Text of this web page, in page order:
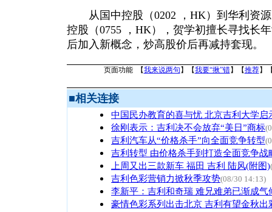
从国中控股（0202 ，HK）到华利资源
控股（0755 ，HK），贺学初擅长寻找长
后加入新概念，炒高股价后再减持套现。
页面功能 【我来说两句 】【我要“揪”错】【推荐】
■相关连接
中国民办教育的喜与忧 北京吉利大学启
徐刚表示：吉利决不会放弃“美日”商标
吉利汽车从“价格杀手”向全面竞争转型
吉利转型 由价格杀手到打造全面竞争战
上周又出三款新车 福田 吉利 陆风(附图)
吉利色彩营销力掀秋季攻势(08/30 14:13)
李新平：吉利和奇瑞 难兄难弟已渐成气
豪情色彩系列出击北京 吉利有望金秋出